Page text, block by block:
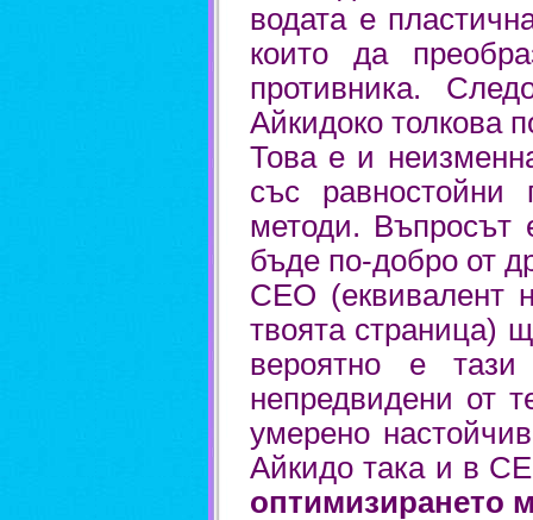
водата е
които да
противника.
Айкидоко толкова
Това е и
със равностойни
методи. Въпросът
бъде по-добро от
СЕО (еквивалент
твоята страница)
вероятно е
непредвидени от
умерено
Айкидо така и в
оптимизирането